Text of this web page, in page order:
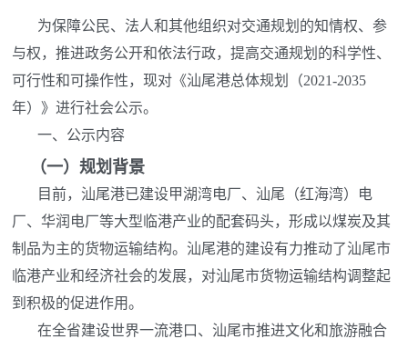
为保障公民、法人和其他组织对交通规划的知情权、参
与权，推进政务公开和依法行政，提高交通规划的科学性、
可行性和可操作性，现对《汕尾港总体规划（2021-2035
年）》进行社会公示。
一、公示内容
（一）规划背景
目前，汕尾港已建设甲湖湾电厂、汕尾（红海湾）电
厂、华润电厂等大型临港产业的配套码头，形成以煤炭及其
制品为主的货物运输结构。汕尾港的建设有力推动了汕尾市
临港产业和经济社会的发展，对汕尾市货物运输结构调整起
到积极的促进作用。
在全省建设世界一流港口、汕尾市推进文化和旅游融合